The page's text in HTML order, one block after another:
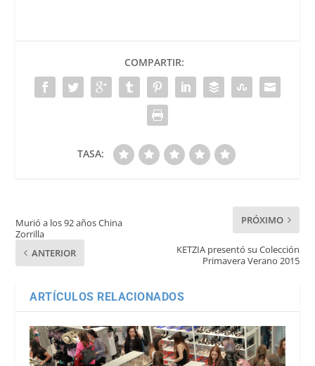
COMPARTIR:
TASA:
Murió a los 92 años China
Zorrilla
ANTERIOR
PRÓXIMO
KETZIA presentó su Colección
Primavera Verano 2015
ARTÍCULOS RELACIONADOS